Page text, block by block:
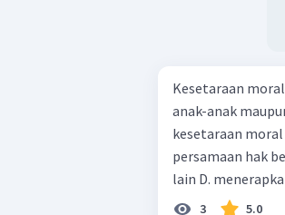
28 Juni 2024
Untuk
terhadap
Kesetaraan
anak-anak
kesetaraan moral
persamaan hak
lain D.
3 5.0